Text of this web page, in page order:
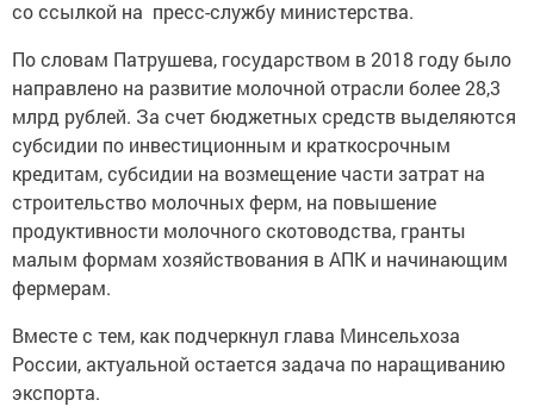
со ссылкой на пресс-службу министерства.
По словам Патрушева, государством в 2018 году было
направлено на развитие молочной отрасли более 28,3
млрд рублей. За счет бюджетных средств выделяются
субсидии по инвестиционным и краткосрочным
кредитам, субсидии на возмещение части затрат на
строительство молочных ферм, на повышение
продуктивности молочного скотоводства, гранты
малым формам хозяйствования в АПК и начинающим
фермерам.
Вместе с тем, как подчеркнул глава Минсельхоза
России, актуальной остается задача по наращиванию
экспорта.